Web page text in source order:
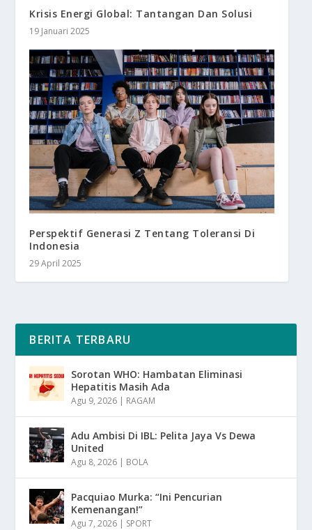
Krisis Energi Global: Tantangan Dan Solusi
19 Januari 2025
Perspektif Generasi Z Tentang Toleransi Di
Indonesia
29 April 2025
BERITA TERBARU
Sorotan WHO: Hambatan Eliminasi
Hepatitis Masih Ada
Agu 9, 2026 | RAGAM
Adu Ambisi Di IBL: Pelita Jaya Vs Dewa
United
Agu 8, 2026 | BOLA
Pacquiao Murka: “Ini Pencurian
Kemenangan!”
Agu 7, 2026 | SPORT